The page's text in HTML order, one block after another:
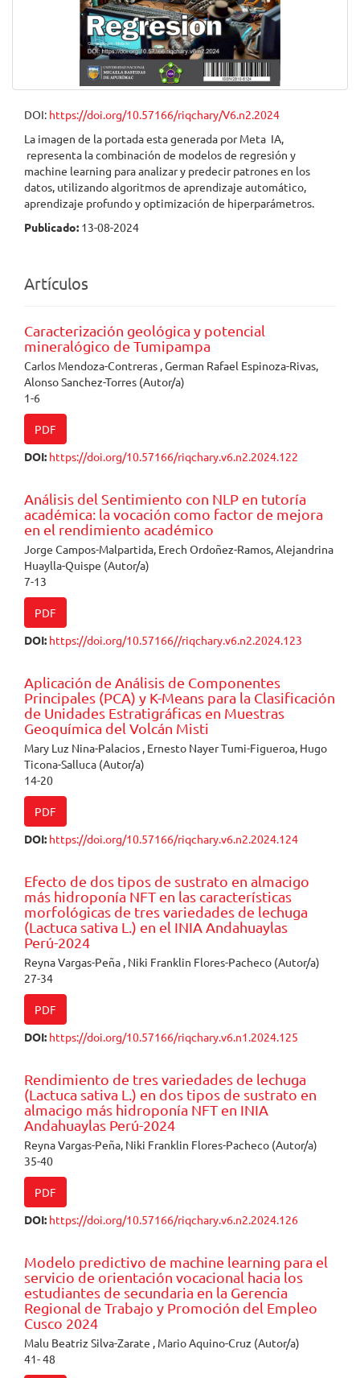
DOI: https://doi.org/10.57166/riqchary/V6.n2.2024
La imagen de la portada esta generada por Meta IA,
representa la combinación de modelos de regresión y
machine learning para analizar y predecir patrones en los
datos, utilizando algoritmos de aprendizaje automático,
aprendizaje profundo y optimización de hiperparámetros.
Publicado: 13-08-2024
Artículos
Caracterización geológica y potencial
mineralógico de Tumipampa
Carlos Mendoza-Contreras , German Rafael Espinoza-Rivas,
Alonso Sanchez-Torres (Autor/a)
1-6
PDF
DOI: https://doi.org/10.57166/riqchary.v6.n2.2024.122
Análisis del Sentimiento con NLP en tutoría
académica: la vocación como factor de mejora
en el rendimiento académico
Jorge Campos-Malpartida, Erech Ordoñez-Ramos, Alejandrina
Huaylla-Quispe (Autor/a)
7-13
PDF
DOI: https://doi.org/10.57166//riqchary.v6.n2.2024.123
Aplicación de Análisis de Componentes
Principales (PCA) y K-Means para la Clasificación
de Unidades Estratigráficas en Muestras
Geoquímica del Volcán Misti
Mary Luz Nina-Palacios , Ernesto Nayer Tumi-Figueroa, Hugo
Ticona-Salluca (Autor/a)
14-20
PDF
DOI: https://doi.org/10.57166/riqchary.v6.n2.2024.124
Efecto de dos tipos de sustrato en almacigo
más hidroponía NFT en las características
morfológicas de tres variedades de lechuga
(Lactuca sativa L.) en el INIA Andahuaylas
Perú-2024
Reyna Vargas-Peña , Niki Franklin Flores-Pacheco (Autor/a)
27-34
PDF
DOI: https://doi.org/10.57166/riqchary.v6.n1.2024.125
Rendimiento de tres variedades de lechuga
(Lactuca sativa L.) en dos tipos de sustrato en
almacigo más hidroponía NFT en INIA
Andahuaylas Perú-2024
Reyna Vargas-Peña, Niki Franklin Flores-Pacheco (Autor/a)
35-40
PDF
DOI: https://doi.org/10.57166/riqchary.v6.n2.2024.126
Modelo predictivo de machine learning para el
servicio de orientación vocacional hacia los
estudiantes de secundaria en la Gerencia
Regional de Trabajo y Promoción del Empleo
Cusco 2024
Malu Beatriz Silva-Zarate , Mario Aquino-Cruz (Autor/a)
41- 48